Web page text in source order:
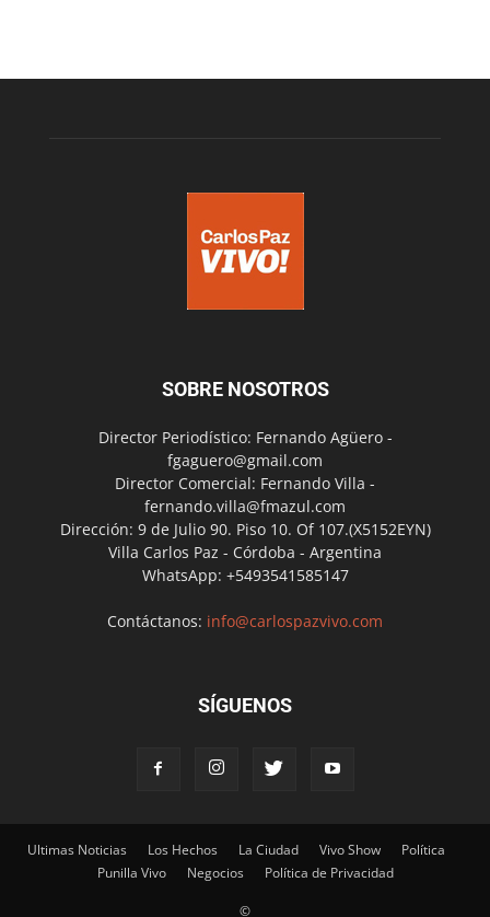
SOBRE NOSOTROS
Director Periodístico: Fernando Agüero -
fgaguero@gmail.com
Director Comercial: Fernando Villa -
fernando.villa@fmazul.com
Dirección: 9 de Julio 90. Piso 10. Of 107.(X5152EYN)
Villa Carlos Paz - Córdoba - Argentina
WhatsApp: +5493541585147
Contáctanos: info@carlospazvivo.com
SÍGUENOS
Ultimas Noticias Los Hechos La Ciudad Vivo Show
Política
Punilla Vivo
Negocios Política de Privacidad
©